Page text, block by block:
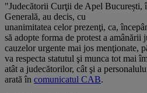
"Judecătorii Curţii de Apel București,
Generală, au decis, cu
unanimitatea celor prezenţi, ca,
să adopte forma de protest a amânării
cauzelor urgente mai jos menţionate,
va respecta statutul şi munca tot mai
atât a judecătorilor, cât şi a
arată în comunicatul CAB.